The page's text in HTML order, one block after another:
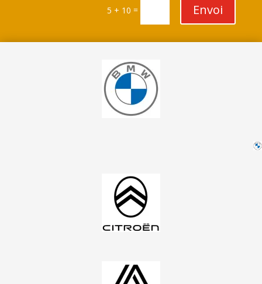
5 + 10 = Envoi